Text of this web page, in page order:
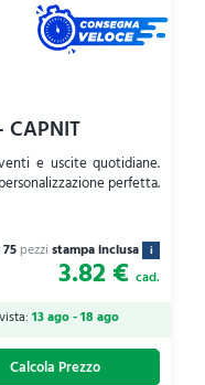
e uscite quotidiane.
perfetta.
75 pezzistampa inclusa i
3.82 €cad.
13 ago - 18 ago
Calcola Prezzo